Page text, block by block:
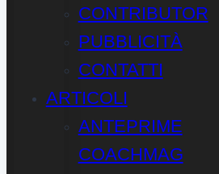
CONTRIBUTOR
PUBBLICITÀ
CONTATTI
ARTICOLI
ANTEPRIME
COACHMAG